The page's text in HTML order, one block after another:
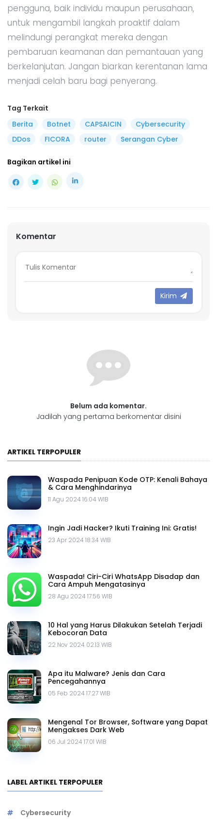
pengguna, baik individu maupun perusahaan,
untuk mengambil langkah proaktif dalam
melindungi perangkat mereka dengan
pembaruan keamanan dan pemantauan yang
berkelanjutan. Jangan biarkan kerentanan lama
menjadi celah baru bagi penyerang.
Tag Terkait
Berita
Botnet CAPSAICIN
Cybersecurity
DDos
FICORA router Serangan Cyber
Bagikan artikel ini
Komentar
Kirim
Belum ada komentar.
Jadilah yang pertama berkomentar disini
ARTIKEL TERPOPULER
Waspada Penipuan Kode OTP: Kenali Bahaya
& Cara Menghindarinya
11 Agu 2024 16.04 WIB
Ingin Jadi Hacker? Ikuti Training Ini: Gratis!
23 Apr 2024 18.34 WIB
Waspada! Ciri-Ciri WhatsApp Disadap dan
Cara Ampuh Mengatasinya
28 Agu 2024 17.56 WIB
10 Hal yang Harus Dilakukan Setelah Terjadi
Kebocoran Data
22 Nov 2024 02.13 WIB
Apa itu Malware? Jenis dan Cara
Pencegahannya
05 Feb 2024 17.27 WIB
Mengenal Tor Browser, Software yang Dapat
Mengakses Dark Web
06 Jul 2024 17.01 WIB
LABEL ARTIKEL TERPOPULER
Cybersecurity